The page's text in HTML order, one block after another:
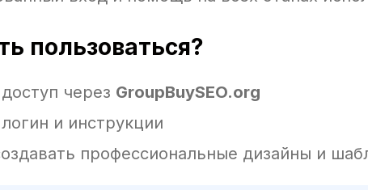
пользоваться?
через GroupBuySEO.org
и инструкции
профессиональные дизайны и